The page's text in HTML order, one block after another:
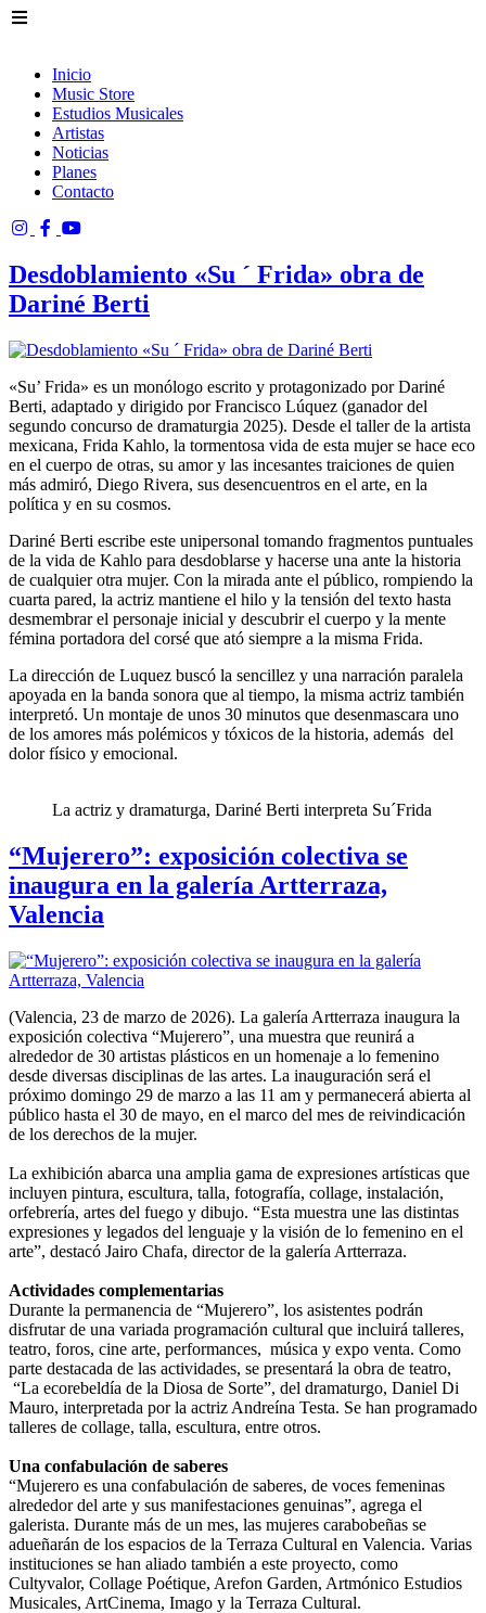
Inicio
Music Store
Estudios Musicales
Artistas
Noticias
Planes
Contacto
Desdoblamiento «Su ´ Frida» obra de
Dariné Berti
«Su’ Frida» es un monólogo escrito y protagonizado por Dariné
Berti, adaptado y dirigido por Francisco Lúquez (ganador del
segundo concurso de dramaturgia 2025). Desde el taller de la artista
mexicana, Frida Kahlo, la tormentosa vida de esta mujer se hace eco
en el cuerpo de otras, su amor y las incesantes traiciones de quien
más admiró, Diego Rivera, sus desencuentros en el arte, en la
política y en su cosmos.
Dariné Berti escribe este unipersonal tomando fragmentos puntuales
de la vida de Kahlo para desdoblarse y hacerse una ante la historia
de cualquier otra mujer. Con la mirada ante el público, rompiendo la
cuarta pared, la actriz mantiene el hilo y la tensión del texto hasta
desmembrar el personaje inicial y descubrir el cuerpo y la mente
fémina portadora del corsé que ató siempre a la misma Frida.
La dirección de Luquez buscó la sencillez y una narración paralela
apoyada en la banda sonora que al tiempo, la misma actriz también
interpretó. Un montaje de unos 30 minutos que desenmascara uno
de los amores más polémicos y tóxicos de la historia, además del
dolor físico y emocional.
La actriz y dramaturga, Dariné Berti interpreta Su´Frida
“Mujerero”: exposición colectiva se
inaugura en la galería Artterraza,
Valencia
(Valencia, 23 de marzo de 2026). La galería Artterraza inaugura la
exposición colectiva “Mujerero”, una muestra que reunirá a
alrededor de 30 artistas plásticos en un homenaje a lo femenino
desde diversas disciplinas de las artes. La inauguración será el
próximo domingo 29 de marzo a las 11 am y permanecerá abierta al
público hasta el 30 de mayo, en el marco del mes de reivindicación
de los derechos de la mujer.
La exhibición abarca una amplia gama de expresiones artísticas que
incluyen pintura, escultura, talla, fotografía, collage, instalación,
orfebrería, artes del fuego y dibujo. “Esta muestra une las distintas
expresiones y legados del lenguaje y la visión de lo femenino en el
arte”, destacó Jairo Chafa, director de la galería Artterraza.
Actividades complementarias
Durante la permanencia de “Mujerero”, los asistentes podrán
disfrutar de una variada programación cultural que incluirá talleres,
teatro, foros, cine arte, performances, música y expo venta. Como
parte destacada de las actividades, se presentará la obra de teatro,
“La ecorebeldía de la Diosa de Sorte”, del dramaturgo, Daniel Di
Mauro, interpretada por la actriz Andreína Testa. Se han programado
talleres de collage, talla, escultura, entre otros.
Una confabulación de saberes
“Mujerero es una confabulación de saberes, de voces femeninas
alrededor del arte y sus manifestaciones genuinas”, agrega el
galerista. Durante más de un mes, las mujeres carabobeñas se
adueñarán de los espacios de la Terraza Cultural en Valencia. Varias
instituciones se han aliado también a este proyecto, como
Cultyvalor, Collage Poétique, Arefon Garden, Artmónico Estudios
Musicales, ArtCinema, Imago y la Terraza Cultural.